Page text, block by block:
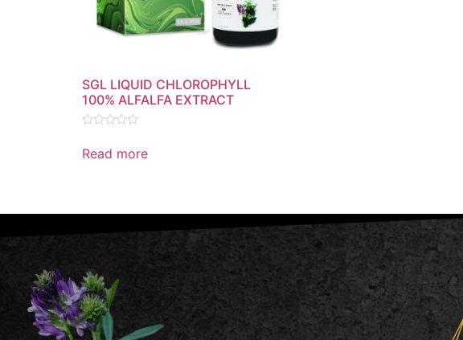
SGL LIQUID CHLOROPHYLL
100% ALFALFA EXTRACT
0
out
Read more